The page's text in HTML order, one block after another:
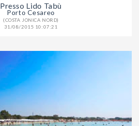
Presso Lido Tabù
Porto Cesareo
(COSTA JONICA NORD)
31/08/2015 10:07:21